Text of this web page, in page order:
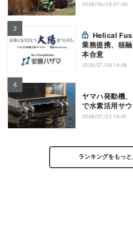
2026/05/28 07:00
業務提携、核
本合意
2026/07/06 14:06
ヤマハ発動機
で水素活用サ
2026/07/23 18:41
ランキングをもっと